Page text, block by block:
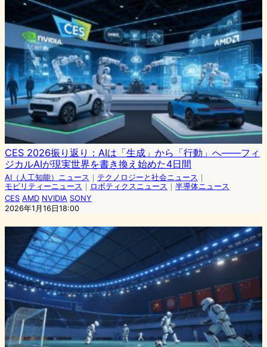
CES 2026振り返り：AIは「生成」から「行動」へ――フィ
ジカルAIが現実世界を書き換え始めた4日間
AI（人工知能）ニュース ｜ テクノロジーと社会ニュース ｜
モビリティーニュース ｜ ロボティクスニュース ｜ 半導体ニュース
CES AMD NVIDIA SONY
2026年1月16日18:00